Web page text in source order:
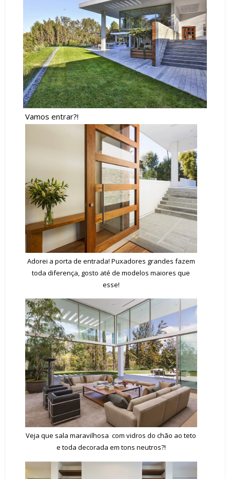
Vamos entrar?!
Adorei a porta de entrada! Puxadores grandes fazem
toda diferença, gosto até de modelos maiores que
esse!
Veja que sala maravilhosa com vidros do chão ao teto
e toda decorada em tons neutros?!